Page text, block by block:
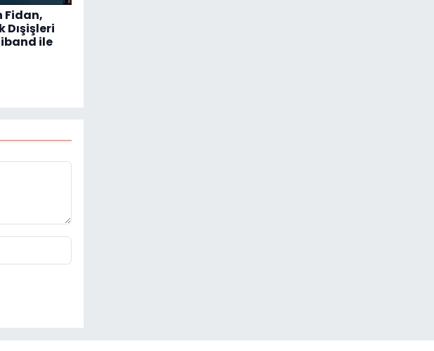
Fidan,
Dışişleri
ile